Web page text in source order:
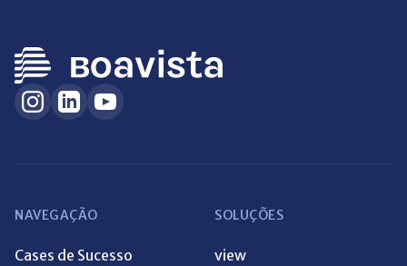
NAVEGAÇÃO
Cases de Sucesso
SOLUÇÕES
view